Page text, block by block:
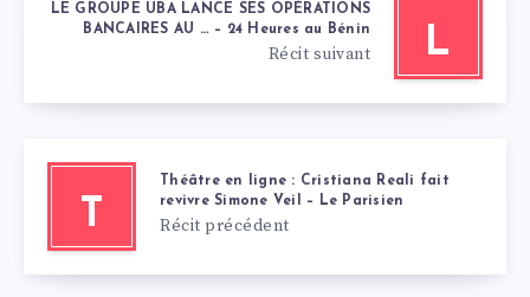
L
LE GROUPE UBA LANCE SES OPÉRATIONS
BANCAIRES AU … – 24 Heures au Bénin
Récit suivant
T
Théâtre en ligne : Cristiana Reali fait
revivre Simone Veil – Le Parisien
Récit précédent